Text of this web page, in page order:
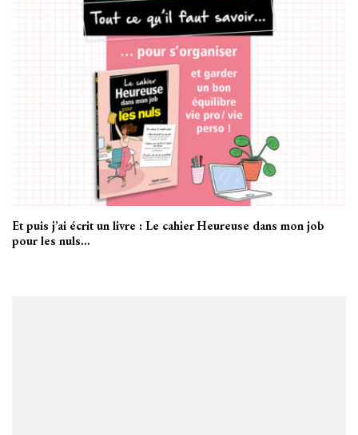
Et puis j’ai écrit un livre : Le cahier Heureuse dans mon job
pour les nuls…